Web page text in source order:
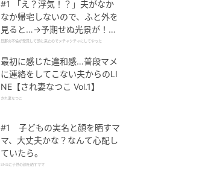
#1 「え？浮気！？」夫がなか
なか帰宅しないので、ふと外を
見ると…→予期せぬ光景が！｜
旦那の不倫が発覚して頭に来た
旦那の不倫が発覚して頭に来たのでメチャクチャにしてやった
最初に感じた違和感…普段マメ
に連絡をしてこない夫からのLI
NE【され妻なつこ Vol.1】
され妻なつこ
#1 子どもの実名と顔を晒すマ
マ、大丈夫かな？なんて心配し
ていたら。
SNSに子供の顔を晒すママ